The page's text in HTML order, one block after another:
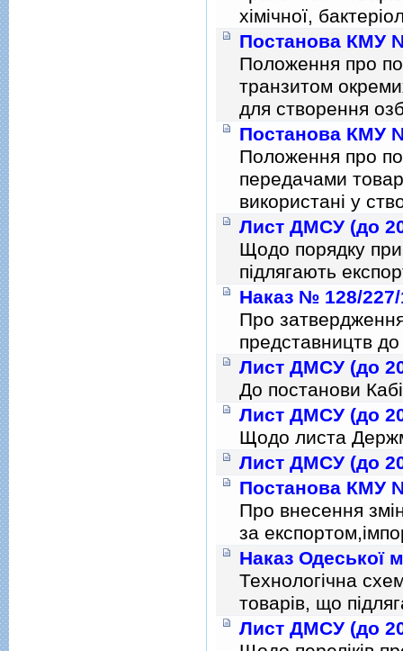
хiмiчної,
Постанова КМУ
Положення про
транзитом
для створення
Постанова КМУ
Положення про
передачами
використанi у
Лист ДМСУ (до
Щодо порядку
пiдлягають
Наказ № 128/227/
Про
представництв
Лист ДМСУ (до
До постанови
Лист ДМСУ (до
Щодо листа
Лист ДМСУ (до
Постанова КМУ
Про внесення
за
Наказ Одеської
Технологiчна
товарiв, що
Лист ДМСУ (до